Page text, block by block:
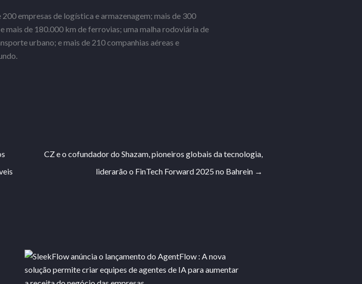
empresas de logística e armazenagem; mais de 300
mais de 180.000 km de ferrovias; uma malha rodoviária de
urbano; e mais de 210 companhias aéreas e
CZ e o cofundador do Shazam, pioneiros globais da tecnologia,
liderarão o FinTech Forward 2025 no Bahrein →